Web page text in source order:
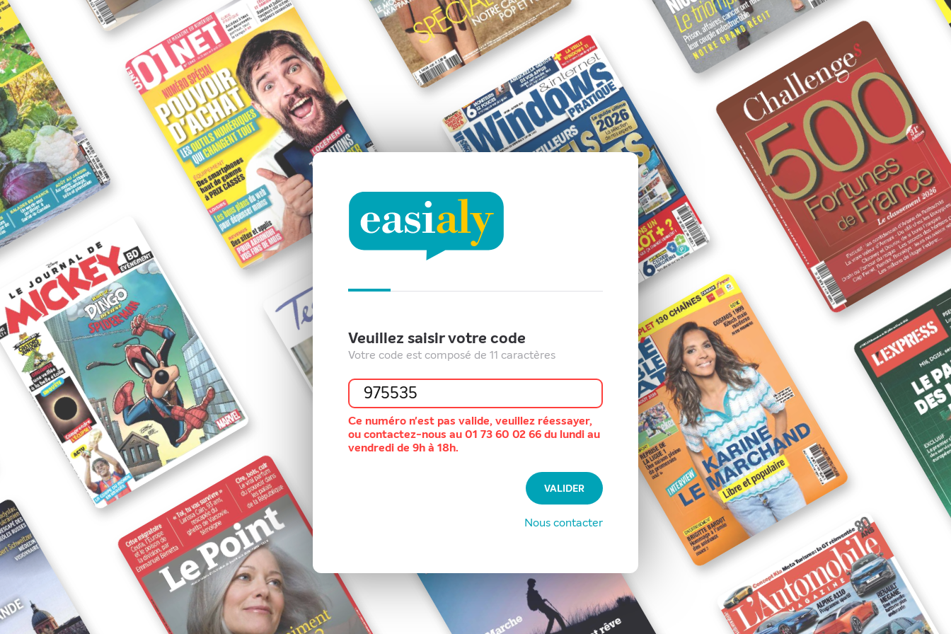
Veuillez saisir votre code
Votre code est composé de 11 caractères
Ce numéro n'est pas valide, veuillez réessayer,
ou contactez-nous au 01 73 60 02 66 du lundi au
vendredi de 9h à 18h.
VALIDER
Nous contacter